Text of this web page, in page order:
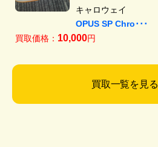
キャロウェイ
OPUS SP Chro･･･
買取価格： 10,000円
買取一覧を見る